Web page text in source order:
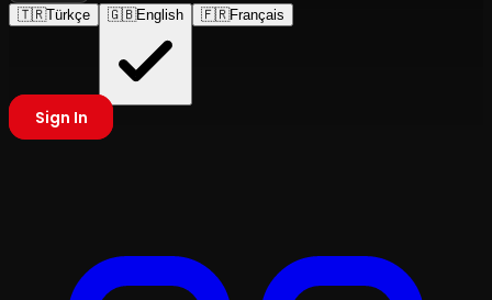
🇹🇷Türkçe 🇬🇧English 🇫🇷Français
Sign In